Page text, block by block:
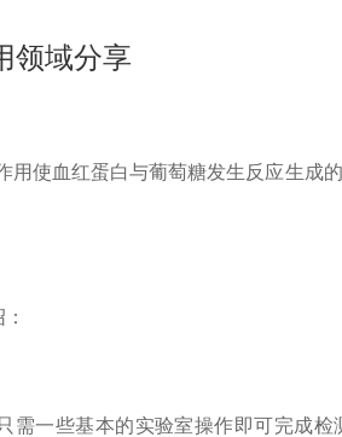
领域分享
血红蛋白与葡萄糖发生反应生成
一些基本的实验室操作即可完成检